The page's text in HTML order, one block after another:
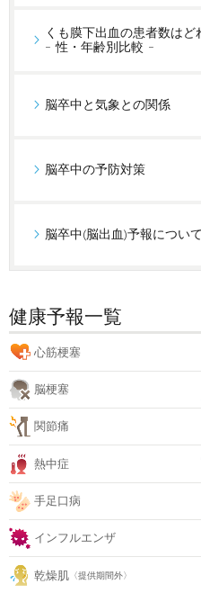
くも膜下出血の患者数はど
- 性・年齢別比較 -
脳卒中と気象との関係
脳卒中の予防対策
脳卒中(脳出血)予報について
健康予報一覧
心筋梗塞
脳梗塞
関節痛
熱中症
手足口病
インフルエンザ
乾燥肌 〈提供期間外〉